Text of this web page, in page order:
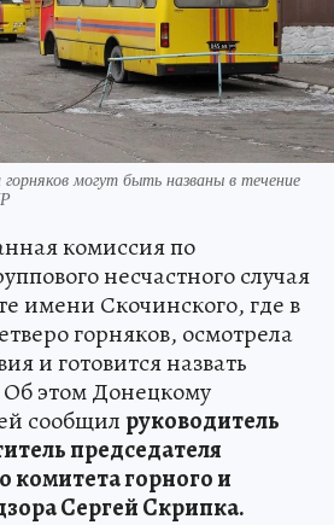
могут быть названы в течение
комиссия по
несчастного случая
имени Скочинского, где в
горняков, осмотрела
и готовится назвать
этом Донецкому
сообщилруководитель
председателя
комитета горного и
Сергей Скрипка.